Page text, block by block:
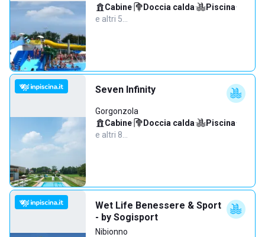
Cabine· Doccia calda· Piscina·
e altri 5…
Seven Infinity
Gorgonzola
Cabine· Doccia calda· Piscina·
e altri 8…
Wet Life Benessere & Sport
- by Sogisport
Nibionno